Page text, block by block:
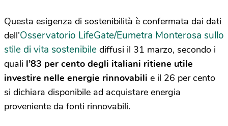
Questa esigenza di sostenibilità è confermata dai dati
dell’Osservatorio LifeGate/Eumetra Monterosa sullo
stile di vita sostenibile diffusi il 31 marzo, secondo i
quali l’83 per cento degli italiani ritiene utile
investire nelle energie rinnovabili e il 26 per cento
si dichiara disponibile ad acquistare energia
proveniente da fonti rinnovabili.